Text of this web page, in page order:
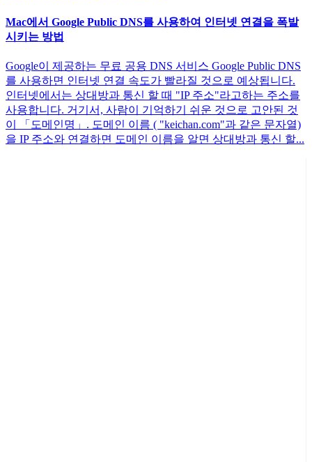
Mac에서 Google Public DNS를 사용하여 인터넷 연결을 폭발
시키는 방법
Google이 제공하는 무료 공용 DNS 서비스 Google Public DNS
를 사용하면 인터넷 연결 속도가 빨라질 것으로 예상됩니다.
인터넷에서는 상대방과 통신 할 때 "IP 주소"라고하는 주소를
사용합니다. 거기서, 사람이 기억하기 쉬운 것으로 고안된 것
이 「도메인명」. 도메인 이름 ( "keichan.com"과 같은 문자열)
을 IP 주소와 연결하면 도메인 이름을 알면 상대방과 통신 할...